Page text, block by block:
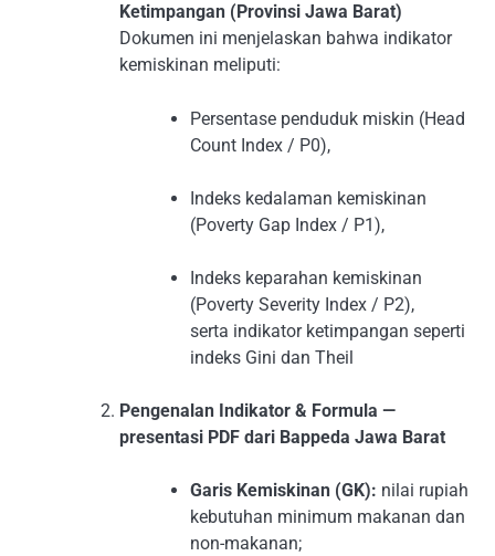
Ketimpangan (Provinsi Jawa Barat)
Dokumen ini menjelaskan bahwa indikator
kemiskinan meliputi:
Persentase penduduk miskin (Head
Count Index / P0),
Indeks kedalaman kemiskinan
(Poverty Gap Index / P1),
Indeks keparahan kemiskinan
(Poverty Severity Index / P2),
serta indikator ketimpangan seperti
indeks Gini dan Theil
Pengenalan Indikator & Formula —
presentasi PDF dari Bappeda Jawa Barat
Garis Kemiskinan (GK): nilai rupiah
kebutuhan minimum makanan dan
non-makanan;